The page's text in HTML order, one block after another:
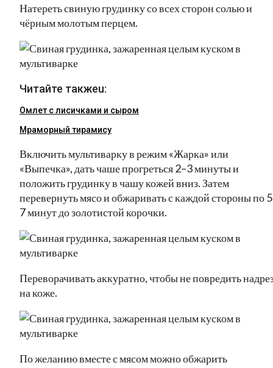
Натереть свиную грудинку со всех сторон солью и
чёрным молотым перцем.
Читайте такжеu:
Омлет с лисичками и сыром
Мраморный тирамису
Включить мультиварку в режим «Жарка» или
«Выпечка», дать чаше прогреться 2–3 минуты и
положить грудинку в чашу кожей вниз. Затем
перевернуть мясо и обжаривать с каждой стороны по
7 минут до золотистой корочки.
Переворачивать аккуратно, чтобы не повредить
на коже.
По желанию вместе с мясом можно обжарить